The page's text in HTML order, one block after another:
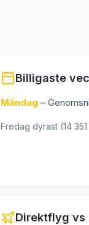
Billigaste
Måndag –
Fredag dyrast (14
Direktflyg vs